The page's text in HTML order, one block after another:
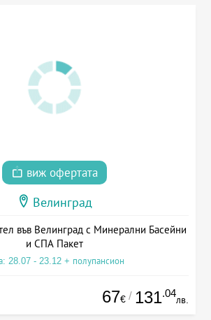
виж офертата
Велинград
във Велинград с Минерални Басейни
и СПА Пакет
28.07 - 23.12 + полупансион
67€ / 131.04
лв.